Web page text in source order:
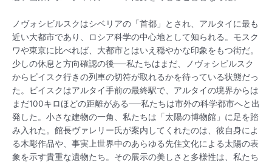
ノヴォシビルスクはシベリアの「首都」とされ、アルタイに最も
近い大都市であり、ロシア科学の中心地として知られる。モスク
ワや東京に比べれば、大都市とはいえ穏やかな印象をもつ街だ。
少しの休息と方向確認の後──私たちはまだ、ノヴォシビルスク
からビイスク行きの列車の切符が取れるかを待っている状態だっ
た。ビイスクはアルタイ手前の最終駅で、アルタイの境界からは
まだ100キロほどの距離がある──私たちは市外の科学都市へと出
発した。小さな建物の一角、私たちは「太陽の博物館」に足を踏
み入れた。館長ヴァレリー氏が案内してくれたのは、彼自身によ
る木彫作品や、事実上世界中のあらゆる先住文化による太陽の表
象を示す貴重な遺物たち。その展示の美しさと多様性は、私たち